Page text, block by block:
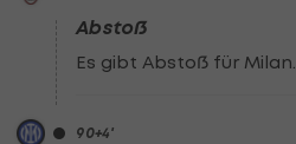
Abstoß
Es gibt Abstoß für Milan.
90+4'